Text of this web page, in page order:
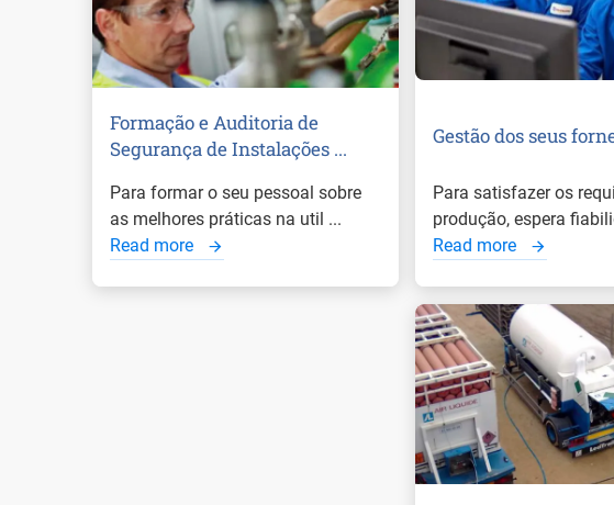
Formação e Auditoria de
Segurança de Instalações ...
Para formar o seu pessoal sobre
as melhores práticas na util ...
Read more
Gestão dos seus
Para satisfazer os
produção, espera
Read more